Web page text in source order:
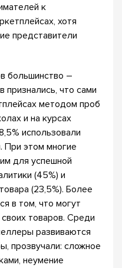
к
хотя
представители
большинство –
признались, что сами
методом проб
и на курсах
использовали
При этом многие
для успешной
(45%) и
(23,5%). Более
в том, что могут
товаров. Среди
развиваются
прозвучали: сложное
неумение